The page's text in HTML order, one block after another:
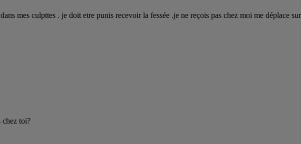
mes culpttes . je doit etre punis recevoir la fessée .je ne reçois pas chez moi me déplace
chez toi?